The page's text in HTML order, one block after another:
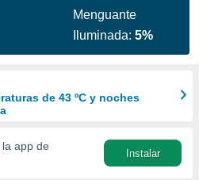
Menguante
Iluminada:5%
de 43 ºC y noches
la app de
Instalar